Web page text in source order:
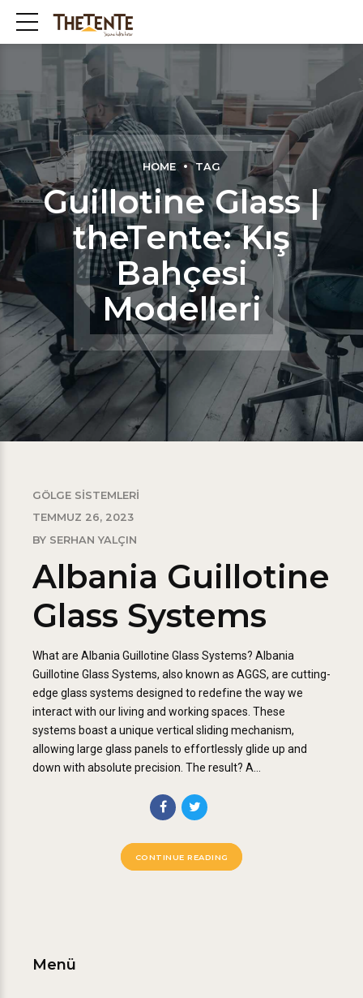
HOME TAG
Guillotine Glass |
theTente: Kış
Bahçesi
Modelleri
GÖLGE SISTEMLERI
TEMMUZ 26, 2023
BY SERHAN YALÇIN
Albania Guillotine
Glass Systems
What are Albania Guillotine Glass Systems? Albania
Guillotine Glass Systems, also known as AGGS, are cutting-
edge glass systems designed to redefine the way we
interact with our living and working spaces. These
systems boast a unique vertical sliding mechanism,
allowing large glass panels to effortlessly glide up and
down with absolute precision. The result? A...
CONTINUE READING
Menü